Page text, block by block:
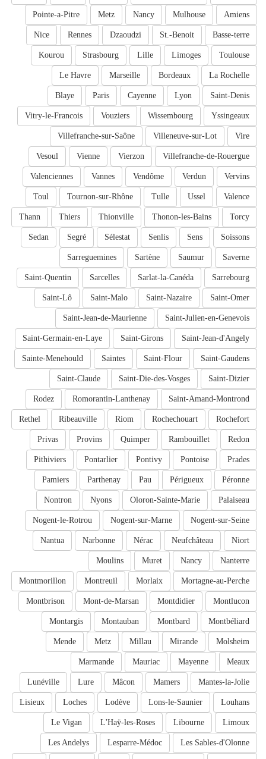
Amiens
Mulhouse
Nancy
Metz
Pointe-a-Pitre
Basse-terre
St.-Benoit
Dzaoudzi
Rennes
Nice
Toulouse
Limoges
Lille
Strasbourg
Kourou
La Rochelle
Bordeaux
Marseille
Le Havre
Saint-Denis
Lyon
Cayenne
Paris
Blaye
Yssingeaux
Wissembourg
Vouziers
Vitry-le-Francois
Vire
Villeneuve-sur-Lot
Villefranche-sur-Saône
Villefranche-de-Rouergue
Vierzon
Vienne
Vesoul
Vervins
Verdun
Vendôme
Vannes
Valenciennes
Valence
Ussel
Tulle
Tournon-sur-Rhône
Toul
Torcy
Thonon-les-Bains
Thionville
Thiers
Thann
Soissons
Sens
Senlis
Sélestat
Segré
Sedan
Saverne
Saumur
Sartène
Sarreguemines
Sarrebourg
Sarlat-la-Canéda
Sarcelles
Saint-Quentin
Saint-Omer
Saint-Nazaire
Saint-Malo
Saint-Lô
Saint-Julien-en-Genevois
Saint-Jean-de-Maurienne
Saint-Jean-d'Angely
Saint-Girons
Saint-Germain-en-Laye
Saint-Gaudens
Saint-Flour
Saintes
Sainte-Menehould
Saint-Dizier
Saint-Die-des-Vosges
Saint-Claude
Saint-Amand-Montrond
Romorantin-Lanthenay
Rodez
Rochefort
Rochechouart
Riom
Ribeauville
Rethel
Redon
Rambouillet
Quimper
Provins
Privas
Prades
Pontoise
Pontivy
Pontarlier
Pithiviers
Péronne
Périgueux
Pau
Parthenay
Pamiers
Palaiseau
Oloron-Sainte-Marie
Nyons
Nontron
Nogent-sur-Seine
Nogent-sur-Marne
Nogent-le-Rotrou
Niort
Neufchâteau
Nérac
Narbonne
Nantua
Nanterre
Nancy
Muret
Moulins
Mortagne-au-Perche
Morlaix
Montreuil
Montmorillon
Montlucon
Montdidier
Mont-de-Marsan
Montbrison
Montbéliard
Montbard
Montauban
Montargis
Molsheim
Mirande
Millau
Metz
Mende
Meaux
Mayenne
Mauriac
Marmande
Mantes-la-Jolie
Mamers
Mâcon
Lure
Lunéville
Louhans
Lons-le-Saunier
Lodève
Loches
Lisieux
Limoux
Libourne
L'Haÿ-les-Roses
Le Vigan
Les Sables-d'Olonne
Lesparre-Médoc
Les Andelys